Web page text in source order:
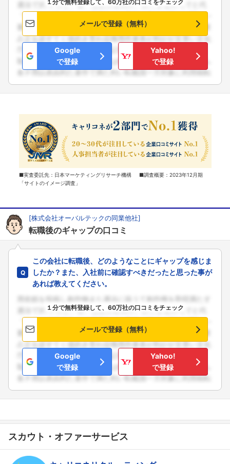
１分で無料登録して、60万社の口コミをチェック
メールで登録（無料）
Google
で登録
Yahoo!
で登録
■実査委託先：日本マーケティングリサーチ機構 ■調査概要：2023年12月期
「サイトのイメージ調査」
[株式会社オーバルテックの同業他社]
転職後のギャップの口コミ
この会社に転職後、どのようなことにギャップを感じま
したか？また、入社前に確認すべきだったと思った事が
あれば教えてください。
１分で無料登録して、60万社の口コミをチェック
メールで登録（無料）
Google
で登録
Yahoo!
で登録
スカウト・オファーサービス